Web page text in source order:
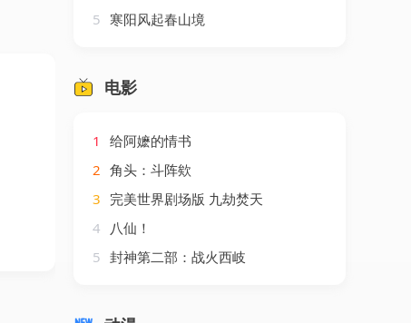
5 寒阳风起春山境
电影
1
给阿嬷的情书
2 角头：斗阵欸
3 完美世界剧场版 九劫焚天
4
八仙！
5 封神第二部：战火西岐